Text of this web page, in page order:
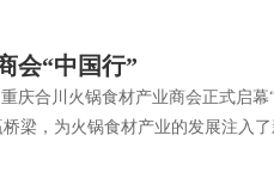
会“中国行”
庆合川火锅食材产业商会正式启
桥梁，为火锅食材产业的发展注入